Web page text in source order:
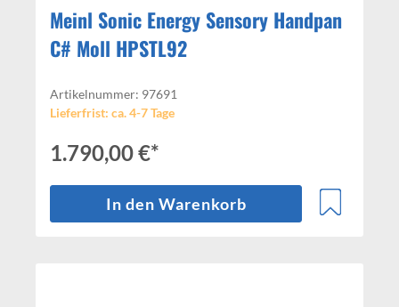
Meinl Sonic Energy Sensory Handpan
C# Moll HPSTL92
Artikelnummer: 97691
Lieferfrist: ca. 4-7 Tage
1.790,00 €*
In den Warenkorb